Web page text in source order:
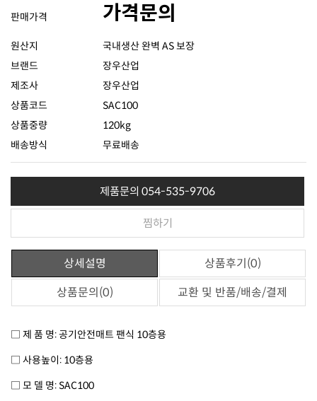
판매가격 가격문의
원산지
국내생산 완벽 AS 보장
브랜드
장우산업
제조사
장우산업
상품코드
SAC100
상품중량
120kg
배송방식
무료배송
제품문의 054-535-9706
찜하기
상세설명
상품후기(0)
상품문의(0)
교환 및 반품/배송/결제
□ 제 품 명: 공기안전매트 팬식 10층용
□ 사용높이: 10층용
□ 모 델 명: SAC100